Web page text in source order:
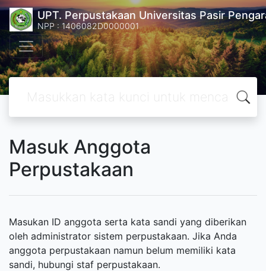
UPT. Perpustakaan Universitas Pasir
NPP : 1406082D0000001
Masuk Anggota
Perpustakaan
Masukan ID anggota serta kata sandi yang diberikan
oleh administrator sistem perpustakaan. Jika Anda
anggota perpustakaan namun belum memiliki kata
sandi, hubungi staf perpustakaan.